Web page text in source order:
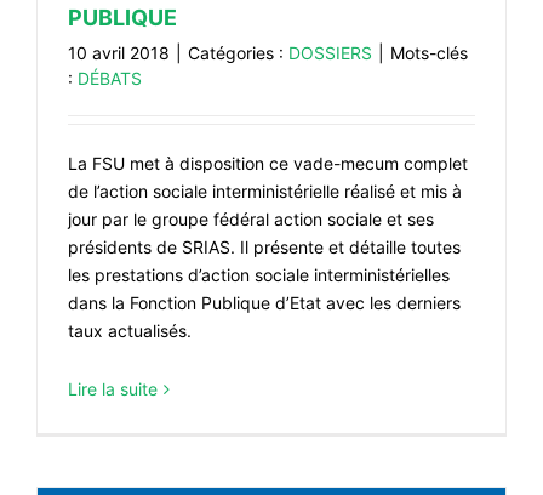
PUBLIQUE
10 avril 2018 Catégories : DOSSIERS
Mots-clés
: DÉBATS
La FSU met à disposition ce vade-mecum complet
de l’action sociale interministérielle réalisé et mis à
jour par le groupe fédéral action sociale et ses
présidents de SRIAS. Il présente et détaille toutes
les prestations d’action sociale interministérielles
dans la Fonction Publique d’Etat avec les derniers
taux actualisés.
Lire la suite